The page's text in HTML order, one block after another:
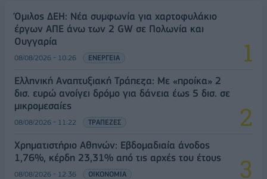
Όμιλος ΔΕΗ: Νέα συμφωνία για χαρτοφυλάκιο
έργων ΑΠΕ άνω των 2 GW σε Πολωνία και
Ουγγαρία
08/08/2026 - 10:26 ΕΝΕΡΓΕΙΑ
Ελληνική Αναπτυξιακή Τράπεζα: Με «προίκα» 2
δισ. ευρώ ανοίγει δρόμο για δάνεια έως 5 δισ. σε
μικρομεσαίες
08/08/2026 - 11:22 ΤΡΑΠΕΖΕΣ
Χρηματιστήριο Αθηνών: Εβδομαδιαία άνοδος
1,76%, κέρδη 23,31% από τις αρχές του έτους
08/08/2026 - 12:36 ΟΙΚΟΝΟΜΙΑ